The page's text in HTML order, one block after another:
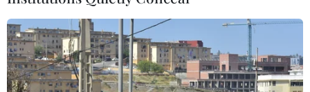
đồng./.
(TTXVN/Vietnam+)